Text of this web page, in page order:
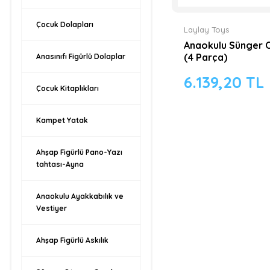
Çocuk Dolapları
Anasınıfı Figürlü Dolaplar
Çocuk Kitaplıkları
Kampet Yatak
Ahşap Figürlü Pano-Yazı
tahtası-Ayna
Anaokulu Ayakkabılık ve
Vestiyer
Ahşap Figürlü Askılık
Laylay Toys
Anaokulu Sünger
(4 Parça)
6.139,20 TL